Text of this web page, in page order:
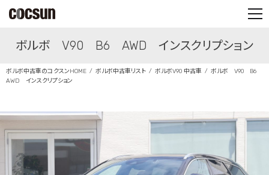
CONTACT
ボルボ V90 B6 AWD インスクリプション
ボルボ中古車のコクスンHOME ボルボ中古車リスト ボルボV90 中古車
ボルボ V90 B6
AWD インスクリプション